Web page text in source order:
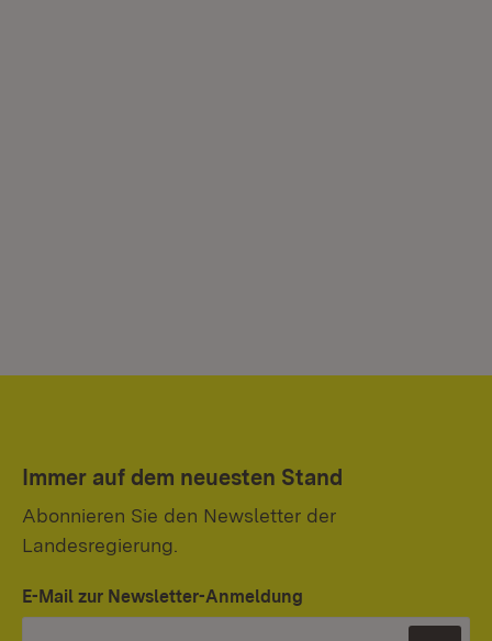
Immer auf dem neuesten Stand
Abonnieren Sie den Newsletter der
Landesregierung.
E-Mail zur Newsletter-Anmeldung